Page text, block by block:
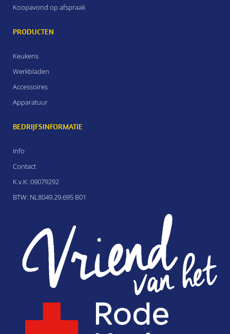
Koopavond op afspraak
PRODUCTEN
Keukens
Werkbladen
Accessoires
Apparatuur
BEDRIJFSINFORMATIE
Info
Contact
K.v.K: 09079292
BTW: NL8049.29.695 B01